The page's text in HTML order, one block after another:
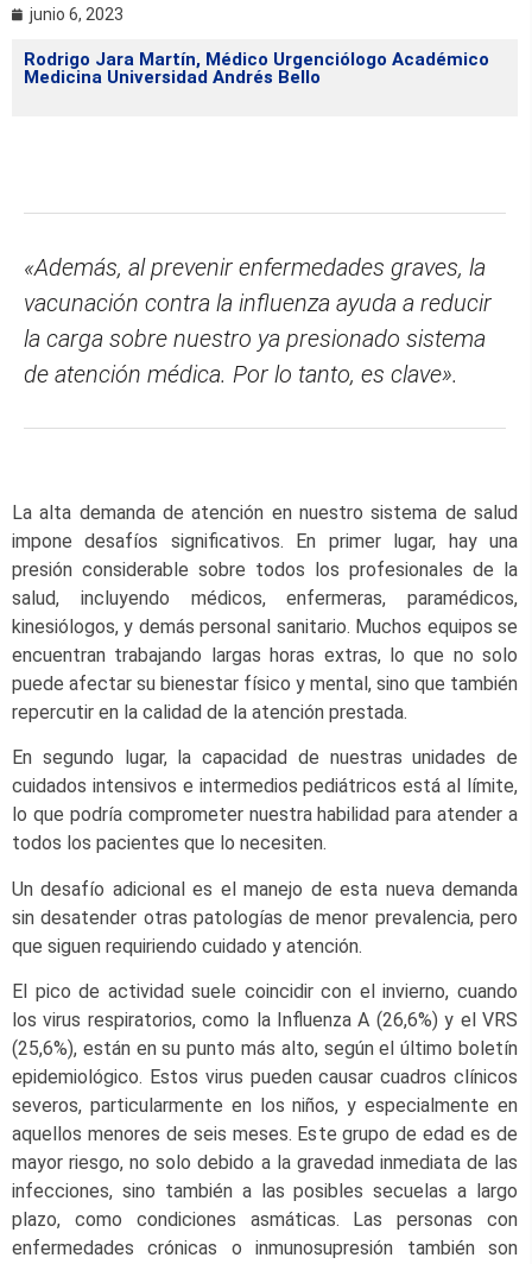
junio 6, 2023
Rodrigo Jara Martín, Médico Urgenciólogo Académico
Medicina Universidad Andrés Bello
«Además, al prevenir enfermedades graves, la
vacunación contra la influenza ayuda a reducir
la carga sobre nuestro ya presionado sistema
de atención médica. Por lo tanto, es clave».
La alta demanda de atención en nuestro sistema de salud
impone desafíos significativos. En primer lugar, hay una
presión considerable sobre todos los profesionales de la
salud, incluyendo médicos, enfermeras, paramédicos,
kinesiólogos, y demás personal sanitario. Muchos equipos se
encuentran trabajando largas horas extras, lo que no solo
puede afectar su bienestar físico y mental, sino que también
repercutir en la calidad de la atención prestada.
En segundo lugar, la capacidad de nuestras unidades de
cuidados intensivos e intermedios pediátricos está al límite,
lo que podría comprometer nuestra habilidad para atender a
todos los pacientes que lo necesiten.
Un desafío adicional es el manejo de esta nueva demanda
sin desatender otras patologías de menor prevalencia, pero
que siguen requiriendo cuidado y atención.
El pico de actividad suele coincidir con el invierno, cuando
los virus respiratorios, como la Influenza A (26,6%) y el VRS
(25,6%), están en su punto más alto, según el último boletín
epidemiológico. Estos virus pueden causar cuadros clínicos
severos, particularmente en los niños, y especialmente en
aquellos menores de seis meses. Este grupo de edad es de
mayor riesgo, no solo debido a la gravedad inmediata de las
infecciones, sino también a las posibles secuelas a largo
plazo, como condiciones asmáticas. Las personas con
enfermedades crónicas o inmunosupresión también son